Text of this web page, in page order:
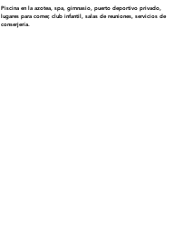
Piscina en la azotea, spa, gimnasio, puerto deportivo privado,
lugares para comer, club infantil, salas de reuniones, servicios de
conserjería.